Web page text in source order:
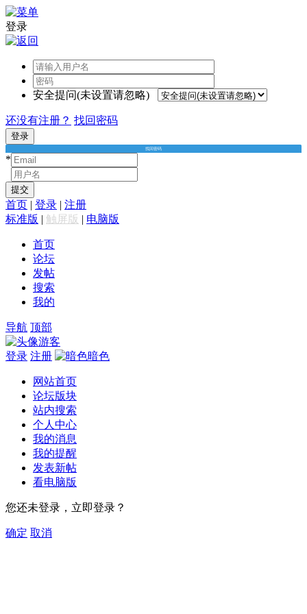
登录
安全提问(未设置请忽略)
还没有注册？ 找回密码
登录
找回密码
*
提交
首页 | 登录 | 注册
标准版 | 触屏版 | 电脑版
首页
论坛
发帖
搜索
我的
导航 顶部
游客
登录 注册 暗色
网站首页
论坛版块
站内搜索
个人中心
我的消息
我的提醒
发表新帖
看电脑版
您还未登录，立即登录？
确定 取消